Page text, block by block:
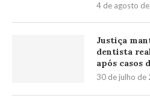
4 de agosto
Justiça
dentista
após casos
30 de julho de